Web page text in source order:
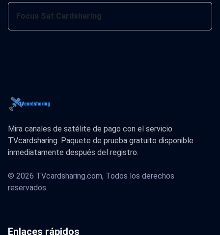
Focus Sat Cardsharing
Mira canales de satélite de pago con el servicio
TVcardsharing. Paquete de prueba gratuito disponible
inmediatamente después del registro.
© 2026 TVcardsharing.com, Todos los derechos
reservados.
Enlaces rápidos